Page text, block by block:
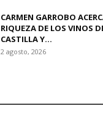
CARMEN GARROBO
RIQUEZA DE LOS VINOS
CASTILLA Y...
2 agosto, 2026